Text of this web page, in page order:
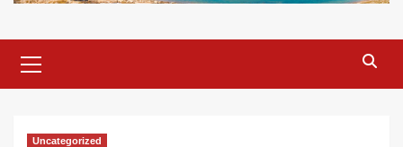
Menu
Uncategorized